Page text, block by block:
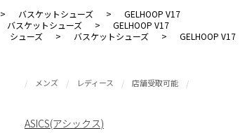
> バスケットシューズ >
GELHOOP V17
バスケットシューズ >
GELHOOP V17
シューズ > バスケットシューズ > GELHOOP V17
メンズ レディース 店舗受取可能
ASICS(アシックス)